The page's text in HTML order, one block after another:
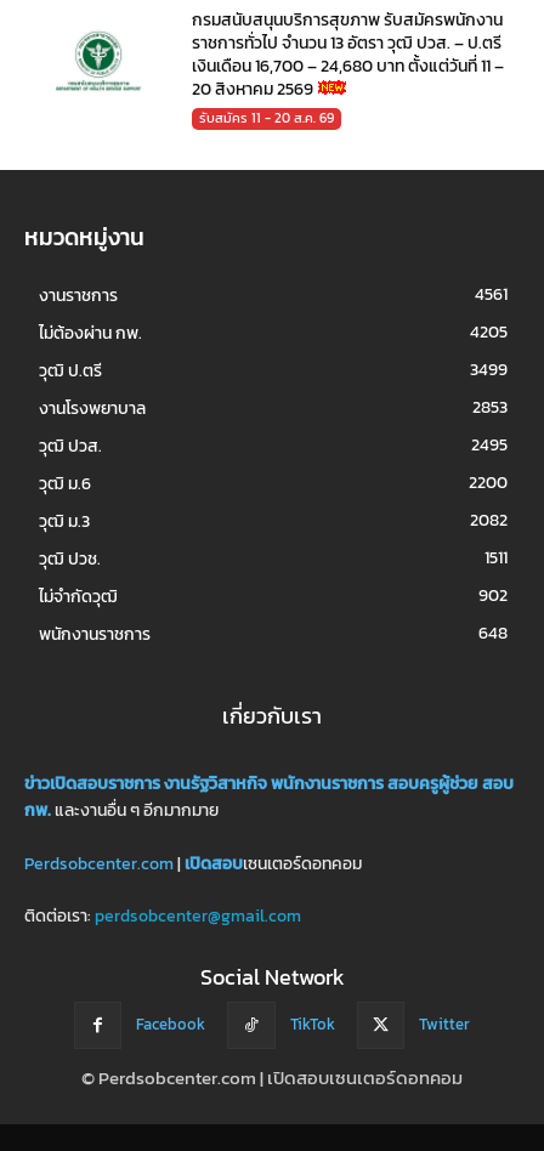
กรมสนับสนุนบริการสุขภาพ รับสมัครพนักงาน
ราชการทั่วไป จำนวน 13 อัตรา วุฒิ ปวส. – ป.ตรี
เงินเดือน 16,700 – 24,680 บาท ตั้งแต่วันที่ 11 –
20 สิงหาคม 2569
รับสมัคร 11 - 20 ส.ค. 69
หมวดหมู่งาน
งานราชการ
4561
ไม่ต้องผ่าน กพ.
4205
วุฒิ ป.ตรี
3499
งานโรงพยาบาล
2853
วุฒิ ปวส.
2495
วุฒิ ม.6
2200
วุฒิ ม.3
2082
วุฒิ ปวช.
1511
ไม่จำกัดวุฒิ
902
พนักงานราชการ
648
เกี่ยวกับเรา
ข่าวเปิดสอบราชการงานรัฐวิสาหกิจพนักงานราชการสอบครูผู้ช่วยสอบ
กพ.และงานอื่น ๆ อีกมากมาย
Perdsobcenter.com|เปิดสอบเซนเตอร์ดอทคอม
ติดต่อเรา: perdsobcenter@gmail.com
Social Network
Facebook TikTok Twitter
© Perdsobcenter.com | เปิดสอบเซนเตอร์ดอทคอม